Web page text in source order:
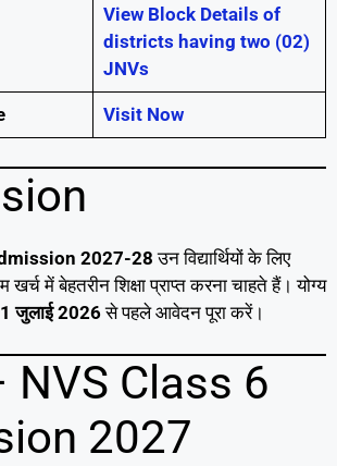
View Block Details of
districts having two (02)
JNVs
Visit Now
2027-28 उन विद्यार्थियों के लिए
खर्च में बेहतरीन शिक्षा प्राप्त करना चाहते हैं। योग्य
जुलाई 2026से पहले आवेदन पूरा करें।
NVS Class 6
2027